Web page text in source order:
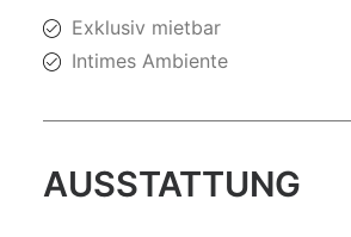
Exklusiv mietbar
Intimes Ambiente
AUSSTATTUNG